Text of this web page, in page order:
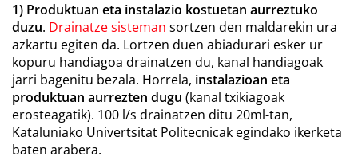
1) Produktuan eta instalazio kostuetan aurreztuko
duzu. Drainatze sisteman sortzen den maldarekin ura
azkartu egiten da. Lortzen duen abiadurari esker ur
kopuru handiagoa drainatzen du, kanal handiagoak
jarri bagenitu bezala. Horrela, instalazioan eta
produktuan aurrezten dugu (kanal txikiagoak
erosteagatik). 100 l/s drainatzen ditu 20ml-tan,
Kataluniako Univertsitat Politecnicak egindako ikerketa
baten arabera.